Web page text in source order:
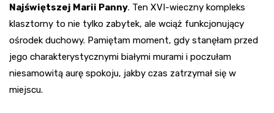
Najświętszej Marii Panny. Ten XVI-wieczny kompleks
klasztorny to nie tylko zabytek, ale wciąż funkcjonujący
ośrodek duchowy. Pamiętam moment, gdy stanęłam przed
jego charakterystycznymi białymi murami i poczułam
niesamowitą aurę spokoju, jakby czas zatrzymał się w
miejscu.